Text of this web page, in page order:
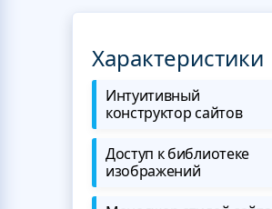
Характеристики
Интуитивный
конструктор сайтов
Доступ к библиотеке
изображений